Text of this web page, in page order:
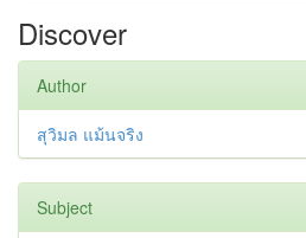
Discover
Author
สุวิมล แม้นจริง
Subject